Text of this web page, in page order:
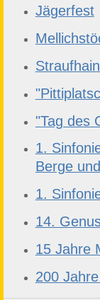
Jägerfest
"Tag des
1.
Berge
1.
14.
15 Jahre
200